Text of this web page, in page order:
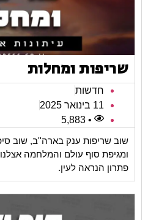
שריפות ומחלות
חדשות
11 בינואר 2025
• 5,883
שוב שריפות ענק בארה''ב, שוב
ומגיפת סוף עולם והמלחמה
פתרון הנראה לעין.